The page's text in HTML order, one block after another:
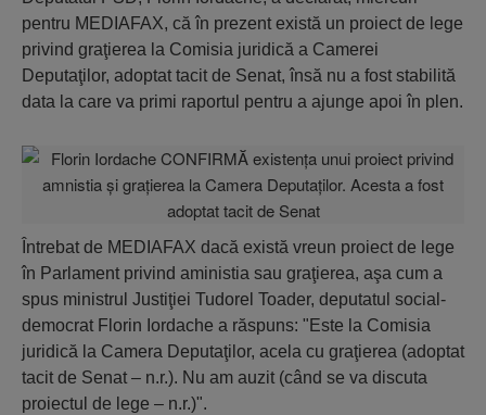
pentru MEDIAFAX, că în prezent există un proiect de lege
privind graţierea la Comisia juridică a Camerei
Deputaţilor, adoptat tacit de Senat, însă nu a fost stabilită
data la care va primi raportul pentru a ajunge apoi în plen.
Întrebat de MEDIAFAX dacă există vreun proiect de lege
în Parlament privind aministia sau graţierea, aşa cum a
spus ministrul Justiţiei Tudorel Toader, deputatul social-
democrat Florin Iordache a răspuns: "Este la Comisia
juridică la Camera Deputaţilor, acela cu graţierea (adoptat
tacit de Senat – n.r.). Nu am auzit (când se va discuta
proiectul de lege – n.r.)".